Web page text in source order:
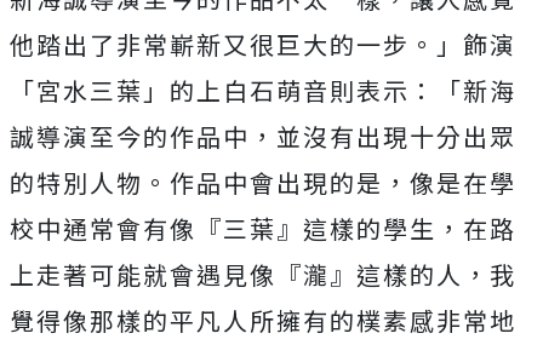
他踏出了非常嶄新又很巨大的一步。」飾演
「宮水三葉」 的上白石萌音則表示：「新海
誠導演至今的作品中， 並沒有出現十分出眾
的特別人物。作品中會出現的是， 像是在學
校中通常會有像『三葉』這樣的學生， 在路
上走著可能就會遇見像『瀧』這樣的人， 我
覺得像那樣的平凡人所擁有的樸素感非常地